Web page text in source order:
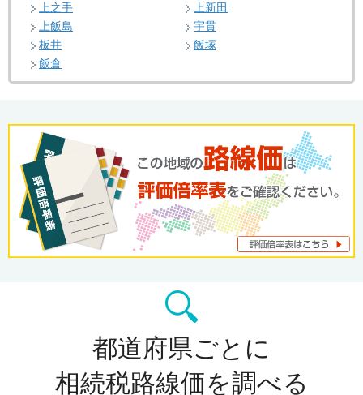
上之手
上新田
上飯島
宇貫
板井
飯塚
飯倉
都道府県ごとに
相続税路線価を調べる